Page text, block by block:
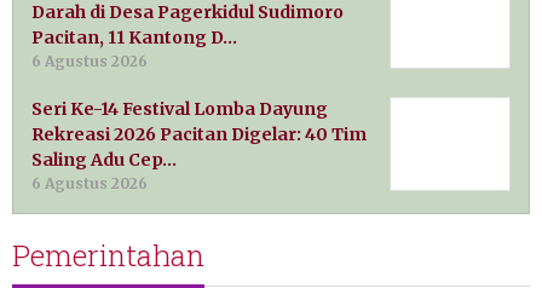
Darah di Desa Pagerkidul Sudimoro
Pacitan, 11 Kantong D…
6 Agustus 2026
Seri Ke-14 Festival Lomba Dayung
Rekreasi 2026 Pacitan Digelar: 40 Tim
Saling Adu Cep…
6 Agustus 2026
Pemerintahan